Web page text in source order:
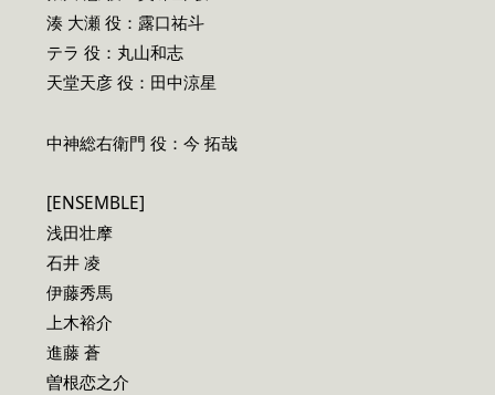
湊 大瀬 役：露口祐斗
テラ 役：丸山和志
天堂天彦 役：田中涼星
中神総右衛門 役：今 拓哉
[ENSEMBLE]
浅田壮摩
石井 凌
伊藤秀馬
上木裕介
進藤 蒼
曽根恋之介